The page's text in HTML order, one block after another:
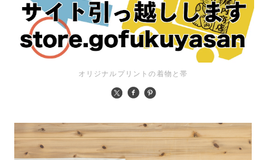
オリジナルプリントの着物と帯